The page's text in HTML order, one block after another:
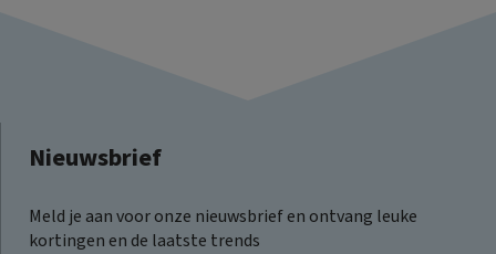
Nieuwsbrief
Meld je aan voor onze nieuwsbrief en ontvang leuke
kortingen en de laatste trends